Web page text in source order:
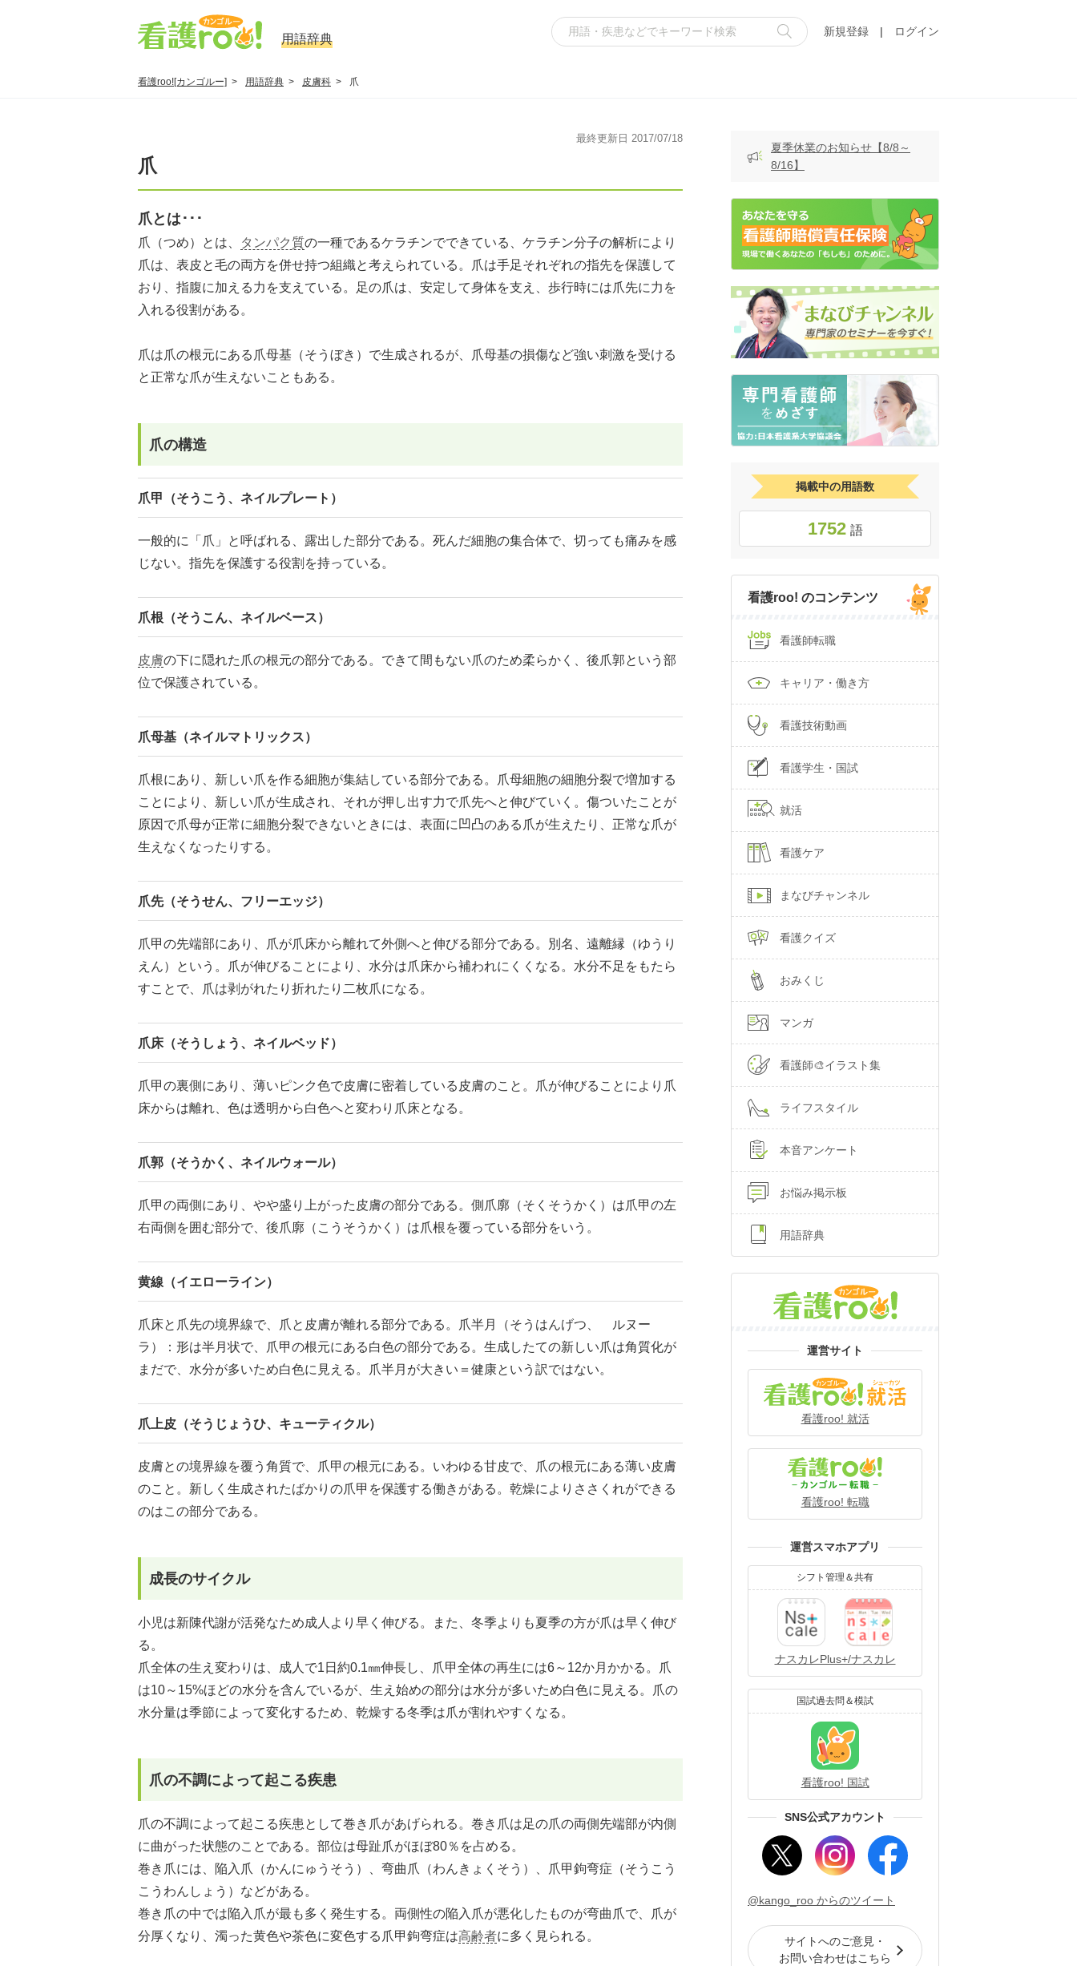
用語辞典
新規登録 | ログイン
看護roo![カンゴルー] 用語辞典 皮膚科 爪
最終更新日 2017/07/18
爪
爪とは･･･
爪（つめ）とは、 タンパク質の一種であるケラチンでできている、ケラチン分子の解析により
爪は、表皮と毛の両方を併せ持つ組織と考えられている。爪は手足それぞれの指先を保護して
おり、指腹に加える力を支えている。足の爪は、安定して身体を支え、歩行時には爪先に力を
入れる役割がある。
爪は爪の根元にある爪母基（そうぼき）で生成されるが、爪母基の損傷など強い刺激を受ける
と正常な爪が生えないこともある。
爪の構造
爪甲（そうこう、ネイルプレート）
一般的に「爪」と呼ばれる、露出した部分である。死んだ細胞の集合体で、切っても痛みを感
じない。指先を保護する役割を持っている。
爪根（そうこん、ネイルベース）
皮膚の下に隠れた爪の根元の部分である。できて間もない爪のため柔らかく、後爪郭という部
位で保護されている。
爪母基（ネイルマトリックス）
爪根にあり、新しい爪を作る細胞が集結している部分である。爪母細胞の細胞分裂で増加する
ことにより、新しい爪が生成され、それが押し出す力で爪先へと伸びていく。傷ついたことが
原因で爪母が正常に細胞分裂できないときには、表面に凹凸のある爪が生えたり、正常な爪が
生えなくなったりする。
爪先（そうせん、フリーエッジ）
爪甲の先端部にあり、爪が爪床から離れて外側へと伸びる部分である。別名、遠離縁（ゆうり
えん）という。爪が伸びることにより、水分は爪床から補われにくくなる。水分不足をもたら
すことで、爪は剥がれたり折れたり二枚爪になる。
爪床（そうしょう、ネイルベッド）
爪甲の裏側にあり、薄いピンク色で皮膚に密着している皮膚のこと。爪が伸びることにより爪
床からは離れ、色は透明から白色へと変わり爪床となる。
爪郭（そうかく、ネイルウォール）
爪甲の両側にあり、やや盛り上がった皮膚の部分である。側爪廓（そくそうかく）は爪甲の左
右両側を囲む部分で、後爪廓（こうそうかく）は爪根を覆っている部分をいう。
黄線（イエローライン）
爪床と爪先の境界線で、爪と皮膚が離れる部分である。爪半月（そうはんげつ、 ルヌー
ラ）：形は半月状で、爪甲の根元にある白色の部分である。生成したての新しい爪は角質化が
まだで、水分が多いため白色に見える。爪半月が大きい＝健康という訳ではない。
爪上皮（そうじょうひ、キューティクル）
皮膚との境界線を覆う角質で、爪甲の根元にある。いわゆる甘皮で、爪の根元にある薄い皮膚
のこと。新しく生成されたばかりの爪甲を保護する働きがある。乾燥によりささくれができる
のはこの部分である。
成長のサイクル
小児は新陳代謝が活発なため成人より早く伸びる。また、冬季よりも夏季の方が爪は早く伸び
る。
爪全体の生え変わりは、成人で1日約0.1㎜伸長し、爪甲全体の再生には6～12か月かかる。爪
は10～15%ほどの水分を含んでいるが、生え始めの部分は水分が多いため白色に見える。爪の
水分量は季節によって変化するため、乾燥する冬季は爪が割れやすくなる。
爪の不調によって起こる疾患
爪の不調によって起こる疾患として巻き爪があげられる。巻き爪は足の爪の両側先端部が内側
に曲がった状態のことである。部位は母趾爪がほぼ80％を占める。
巻き爪には、陥入爪（かんにゅうそう）、弯曲爪（わんきょくそう）、爪甲鉤弯症（そうこう
こうわんしょう）などがある。
巻き爪の中では陥入爪が最も多く発生する。両側性の陥入爪が悪化したものが弯曲爪で、爪が
分厚くなり、濁った黄色や茶色に変色する爪甲鉤弯症は高齢者に多く見られる。
夏季休業のお知らせ【8/8～
8/16】
掲載中の用語数
1752 語
看護roo! のコンテンツ
看護師転職
キャリア・働き方
看護技術動画
看護学生・国試
就活
看護ケア
まなびチャンネル
看護クイズ
おみくじ
マンガ
看護師🎨イラスト集
ライフスタイル
本音アンケート
お悩み掲示板
用語辞典
運営サイト
看護roo! 就活
看護roo! 転職
運営スマホアプリ
シフト管理＆共有
ナスカレPlus+/ナスカレ
国試過去問＆模試
看護roo! 国試
SNS公式アカウント
@kango_roo からのツイート
サイトへのご意見・
お問い合わせはこちら